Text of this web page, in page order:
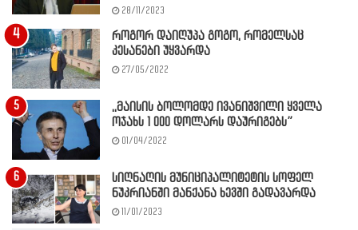
28/11/2023
როგორ დაიღუპა გოგო, რომელსაც
კესანები უყვარდა
27/05/2022
,,მაისის ბოლომდე ივანიშვილი ყველა
ოჯახს 1 000 დოლარს დაურიგებს”
01/04/2022
სიღნაღის მუნიციპალიტეტის სოფელ
ნუკრიანში მანქანა ხევში გადავარდა
11/01/2023